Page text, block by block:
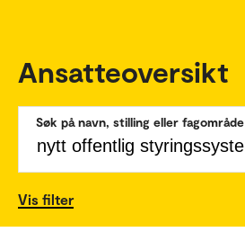
Ansatteoversikt
Søk på navn, stilling eller fagområde
Vis filter